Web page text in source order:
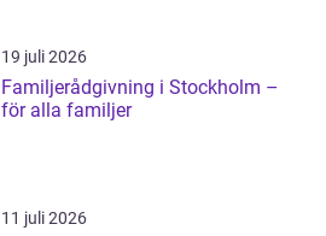
19 juli 2026
Familjerådgivning i Stockholm –
för alla familjer
11 juli 2026